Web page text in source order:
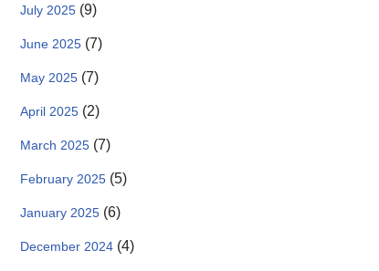
July 2025 (9)
June 2025 (7)
May 2025 (7)
April 2025 (2)
March 2025 (7)
February 2025 (5)
January 2025 (6)
December 2024 (4)